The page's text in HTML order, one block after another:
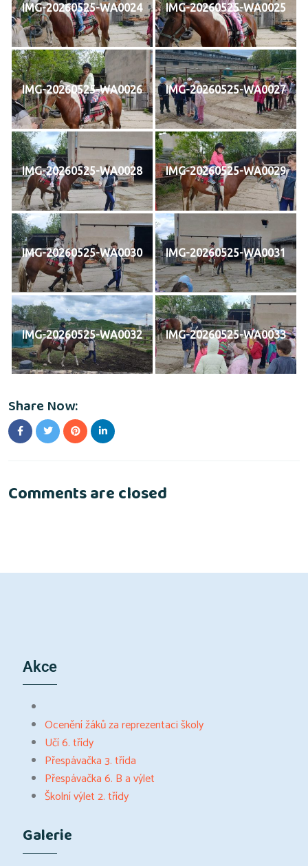
IMG-20260525-WA0024 IMG-20260525-WA0025
IMG-20260525-WA0026 IMG-20260525-WA0027
IMG-20260525-WA0028 IMG-20260525-WA0029
IMG-20260525-WA0030 IMG-20260525-WA0031
IMG-20260525-WA0032 IMG-20260525-WA0033
Share Now:
Comments are closed
Akce
Ocenění žáků za reprezentaci školy
Učí 6. třídy
Přespávačka 3. třída
Přespávačka 6. B a výlet
Školní výlet 2. třídy
Galerie